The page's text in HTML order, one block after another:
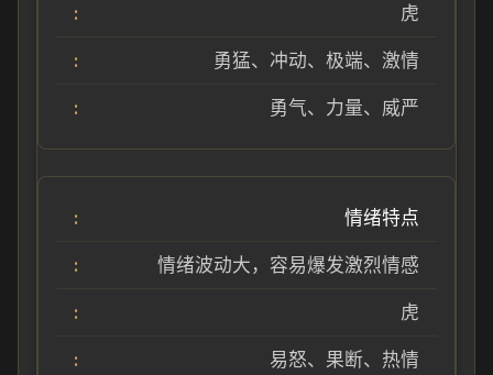
虎
勇猛、冲动、极端、激情
勇气、力量、威严
情绪特点
情绪波动大，容易爆发激烈情感
虎
易怒、果断、热情